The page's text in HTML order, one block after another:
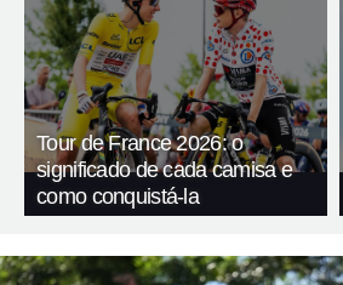
Tour de France 2026: o
significado de cada camisa e
como conquistá-la